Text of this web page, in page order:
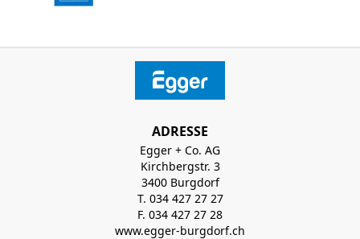
ADRESSE
Egger + Co. AG
Kirchbergstr. 3
3400 Burgdorf
T. 034 427 27 27
F. 034 427 27 28
www.egger-burgdorf.ch